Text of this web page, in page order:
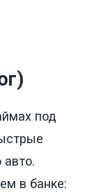
под
в банке: